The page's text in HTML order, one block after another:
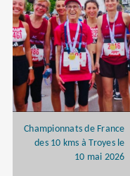
Championnats de France
des 10 kms à Troyes le
10 mai 2026